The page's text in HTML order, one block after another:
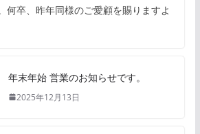
何卒、昨年同様のご愛顧を賜りますよ
年末年始 営業のお知らせです。
2025年12月13日